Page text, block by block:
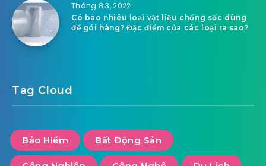
Tháng 8 3, 2022
Có bao nhiêu loại vật liệu chống sốc dùng
để gói hàng? Đặc điểm của các loại ra sao?
Tag Cloud
Bảo Hiểm Bất Động Sản